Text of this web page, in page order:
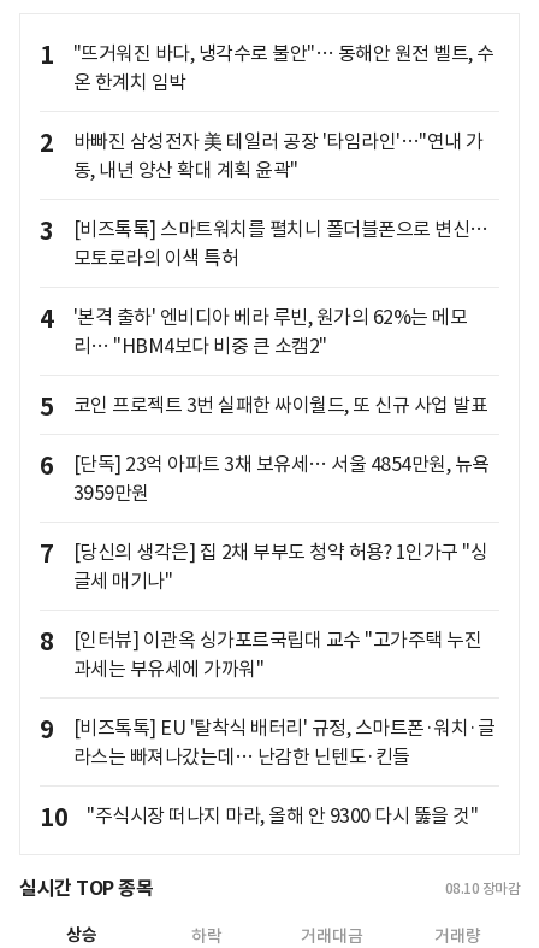
1
"뜨거워진 바다, 냉각수로 불안"… 동해안 원전 벨트, 수
온 한계치 임박
2
바빠진 삼성전자 美 테일러 공장 '타임라인'…"연내 가
동, 내년 양산 확대 계획 윤곽"
3
[비즈톡톡] 스마트워치를 펼치니 폴더블폰으로 변신…
모토로라의 이색 특허
4
'본격 출하' 엔비디아 베라 루빈, 원가의 62%는 메모
리… "HBM4보다 비중 큰 소캠2"
5 코인 프로젝트 3번 실패한 싸이월드, 또 신규 사업 발표
6
[단독] 23억 아파트 3채 보유세… 서울 4854만원, 뉴욕
3959만원
7
[당신의 생각은] 집 2채 부부도 청약 허용? 1인가구 "싱
글세 매기나"
8
[인터뷰] 이관옥 싱가포르국립대 교수 "고가주택 누진
과세는 부유세에 가까워"
9
[비즈톡톡] EU '탈착식 배터리' 규정, 스마트폰·워치·글
라스는 빠져나갔는데… 난감한 닌텐도·킨들
10 "주식시장 떠나지 마라, 올해 안 9300 다시 뚫을 것"
실시간 TOP 종목 08.10 장마감
상승 하락 거래대금 거래량